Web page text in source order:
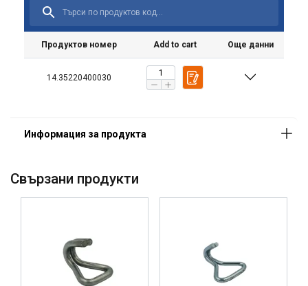
Продуктов номер Add to cart Още данни
14.35220400030
Свързани продукти
Този уебсайт използва